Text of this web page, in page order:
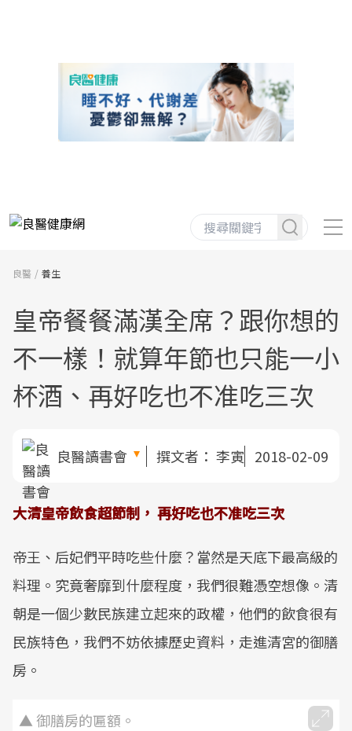
良醫 養生
皇帝餐餐滿漢全席？跟你想的
不一樣！就算年節也只能一小
杯酒、再好吃也不准吃三次
良醫讀書會 撰文者： 李寅 2018-02-09
大清皇帝飲食超節制， 再好吃也不准吃三次
帝王、后妃們平時吃些什麼？當然是天底下最高級的
料理。究竟奢靡到什麼程度，我們很難憑空想像。清
朝是一個少數民族建立起來的政權，他們的飲食很有
民族特色，我們不妨依據歷史資料，走進清宮的御膳
房。
▲ 御膳房的匾額。